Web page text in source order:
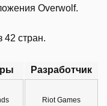
Overwolf.
42 стран.
Разработчик
Riot Games